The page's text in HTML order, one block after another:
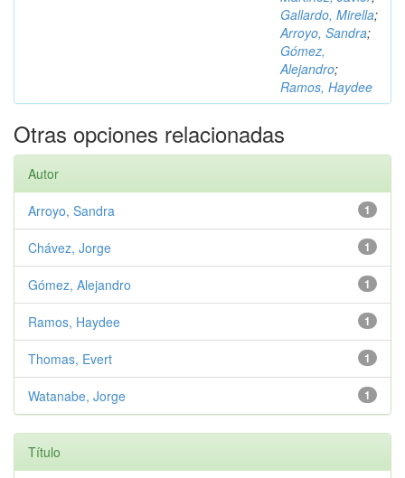
Gallardo, Mirella;
Arroyo, Sandra;
Gómez,
Alejandro;
Ramos, Haydee
Otras opciones relacionadas
Autor
1
Arroyo, Sandra
1
Chávez, Jorge
1
Gómez, Alejandro
1
Ramos, Haydee
1
Thomas, Evert
1
Watanabe, Jorge
Título